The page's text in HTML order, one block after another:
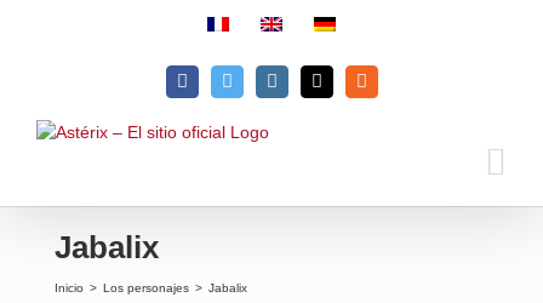
FacebookTwitterInstagramEmailRss
Jabalix
Inicio > Los personajes > Jabalix